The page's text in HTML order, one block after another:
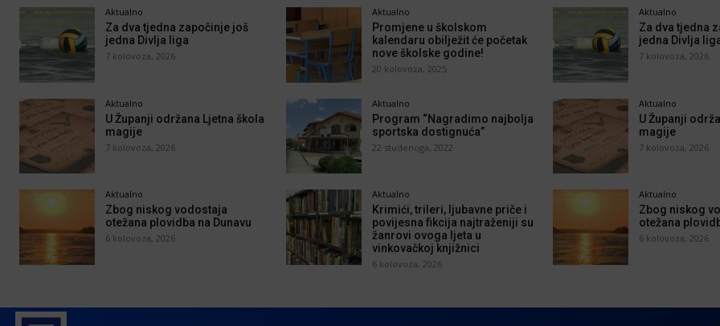
Aktualno
Za dva tjedna započinje još
jedna Divlja liga
7 kolovoza, 2026
Aktualno
U Županji održana Ljetna škola
magije
7 kolovoza, 2026
Aktualno
Zbog niskog vodostaja
otežana plovidba na Dunavu
6 kolovoza, 2026
Aktualno
Promjene u školskom
kalendaru obilježit će početak
nove školske godine!
20 kolovoza, 2025
Aktualno
Program “Nagradimo najbolja
sportska dostignuća”
22 studenoga, 2022
Aktualno
Krimići, trileri, ljubavne priče i
povijesna fikcija najtraženiji su
žanrovi ovoga ljeta u
vinkovačkoj knjižnici
6 kolovoza, 2026
Aktualno
Za dva tjedna
jedna Divlja
7 kolovoza, 2026
Aktualno
U Županji
magije
7 kolovoza, 2026
Aktualno
Zbog niskog
otežana
6 kolovoza, 2026